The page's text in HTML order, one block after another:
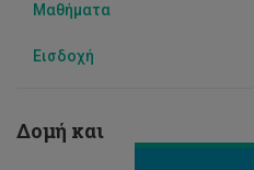
Μαθήματα
Εισδοχή
Δομή και